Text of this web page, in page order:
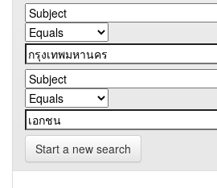
Start a new search